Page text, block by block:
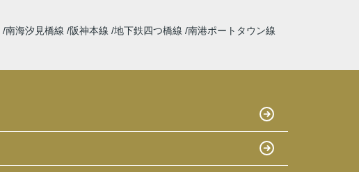
南海汐見橋線 阪神本線 地下鉄四つ橋線 南港ポートタウン線